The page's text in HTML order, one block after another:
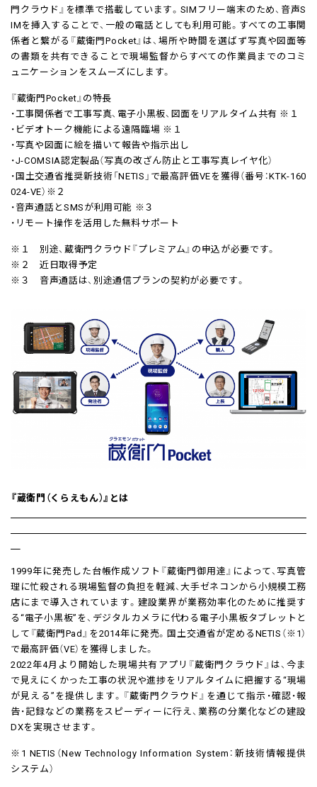
門クラウド』を標準で搭載しています。SIMフリー端末のため、音声S
IMを挿入することで、一般の電話としても利用可能。すべての工事関
係者と繋がる『蔵衛門Pocket』は、場所や時間を選ばず写真や図面等
の書類を共有できることで現場監督からすべての作業員までのコミ
ュニケーションをスムーズにします。
『蔵衛門Pocket』の特長
・工事関係者で工事写真、電子小黒板、図面をリアルタイム共有 ※１
・ビデオトーク機能による遠隔臨場 ※１
・写真や図面に絵を描いて報告や指示出し
・J-COMSIA認定製品（写真の改ざん防止と工事写真レイヤ化）
・国土交通省推奨新技術「NETIS」で最高評価VEを獲得（番号：KTK-160
024-VE）※２
・音声通話とSMSが利用可能 ※３
・リモート操作を活用した無料サポート
※１ 別途、蔵衛門クラウド『プレミアム』の申込が必要です。
※２ 近日取得予定
※３ 音声通話は、別途通信プランの契約が必要です。
『蔵衛門（くらえもん）』とは
1999年に発売した台帳作成ソフト『蔵衛門御用達』によって、写真管
理に忙殺される現場監督の負担を軽減、大手ゼネコンから小規模工務
店にまで導入されています。建設業界が業務効率化のために推奨す
る“電子小黒板”を、デジタルカメラに代わる電子小黒板タブレットと
して『蔵衛門Pad』を2014年に発売。国土交通省が定めるNETIS（※1）
で最高評価（VE）を獲得しました。
2022年4月より開始した現場共有アプリ『蔵衛門クラウド』は、今ま
で見えにくかった工事の状況や進捗をリアルタイムに把握する“現場
が見える”を提供します。『蔵衛門クラウド』を通じて指示・確認・報
告・記録などの業務をスピーディーに行え、業務の分業化などの建設
DXを実現させます。
※1 NETIS（New Technology Information System：新技術情報提供
システム）